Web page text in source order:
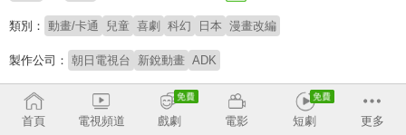
類別： 動畫/卡通 兒童 喜劇 科幻 日本 漫畫改編
製作公司： 朝日電視台 新銳動畫 ADK
配音： 林筱玲 穆宣名 李世揚 梁興昌
原著： 藤子・F・不二雄
首頁 電視頻道 戲劇 電影 短劇 更多